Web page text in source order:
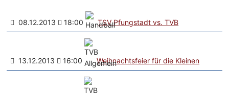
08.12.2013 18:00 TSV Pfungstadt vs. TVB
13.12.2013 16:00 Weihnachtsfeier für die Kleinen